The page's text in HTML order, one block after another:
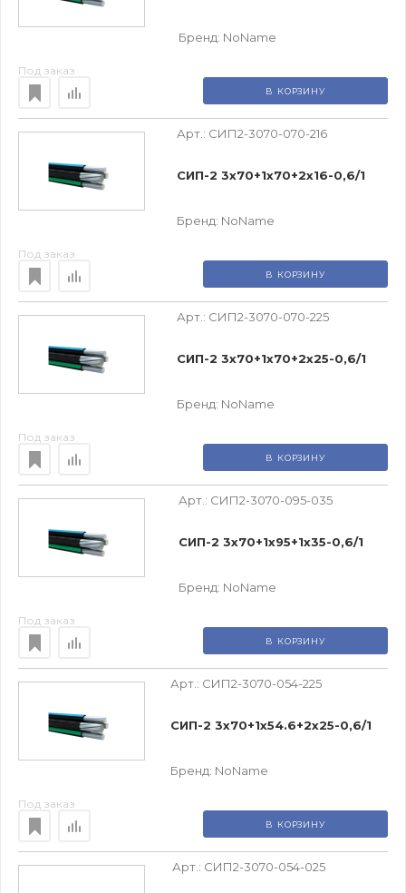
Бренд: NoName
Под заказ
В КОРЗИНУ
Арт.: СИП2-3070-070-216
СИП-2 3х70+1х70+2х16-0,6/1
Бренд: NoName
Под заказ
В КОРЗИНУ
Арт.: СИП2-3070-070-225
СИП-2 3х70+1х70+2х25-0,6/1
Бренд: NoName
Под заказ
В КОРЗИНУ
Арт.: СИП2-3070-095-035
СИП-2 3х70+1х95+1х35-0,6/1
Бренд: NoName
Под заказ
В КОРЗИНУ
Арт.: СИП2-3070-054-225
СИП-2 3х70+1х54.6+2х25-0,6/1
Бренд: NoName
Под заказ
В КОРЗИНУ
Арт.: СИП2-3070-054-025